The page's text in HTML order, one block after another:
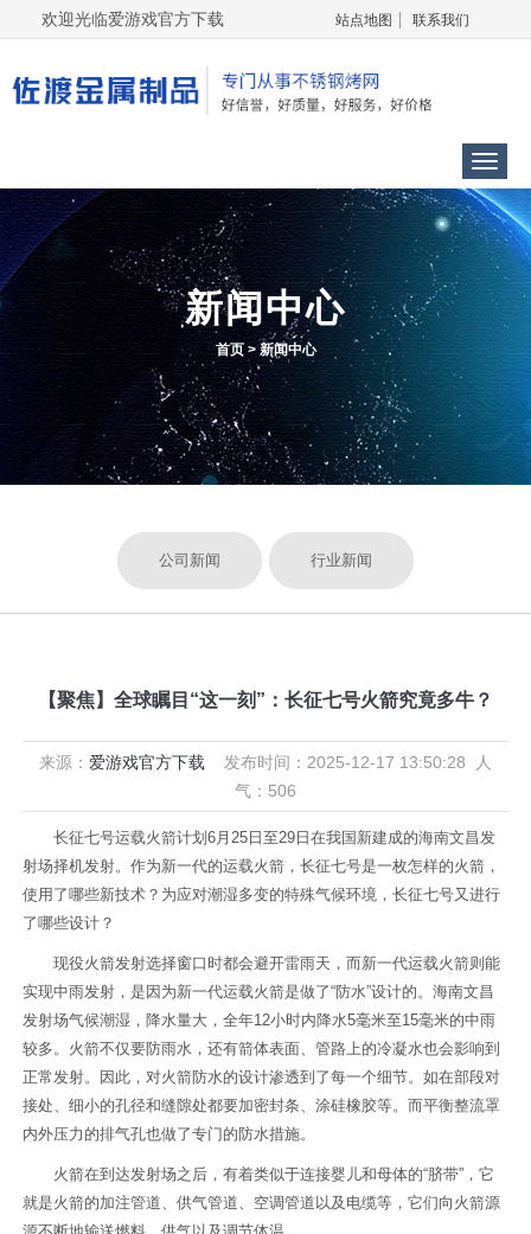
欢迎光临爱游戏官方下载 站点地图 联系我们
Menu
新闻中心
首页>新闻中心
公司新闻 行业新闻
【聚焦】全球瞩目“这一刻”：长征七号火箭究竟多牛？
来源： 爱游戏官方下载 发布时间：2025-12-17 13:50:28 人
气：506
长征七号运载火箭计划6月25日至29日在我国新建成的海南文昌发
射场择机发射。作为新一代的运载火箭，长征七号是一枚怎样的火箭，
使用了哪些新技术？为应对潮湿多变的特殊气候环境，长征七号又进行
了哪些设计？
现役火箭发射选择窗口时都会避开雷雨天，而新一代运载火箭则能
实现中雨发射，是因为新一代运载火箭是做了“防水”设计的。海南文昌
发射场气候潮湿，降水量大，全年12小时内降水5毫米至15毫米的中雨
较多。火箭不仅要防雨水，还有箭体表面、管路上的冷凝水也会影响到
正常发射。因此，对火箭防水的设计渗透到了每一个细节。如在部段对
接处、细小的孔径和缝隙处都要加密封条、涂硅橡胶等。而平衡整流罩
内外压力的排气孔也做了专门的防水措施。
火箭在到达发射场之后，有着类似于连接婴儿和母体的“脐带”，它
就是火箭的加注管道、供气管道、空调管道以及电缆等，它们向火箭源